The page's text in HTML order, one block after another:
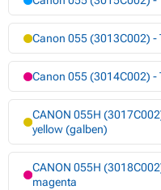
Canon 055 (3013C002) -
Canon 055 (3014C002) -
CANON 055H
yellow (galben)
CANON 055H
magenta